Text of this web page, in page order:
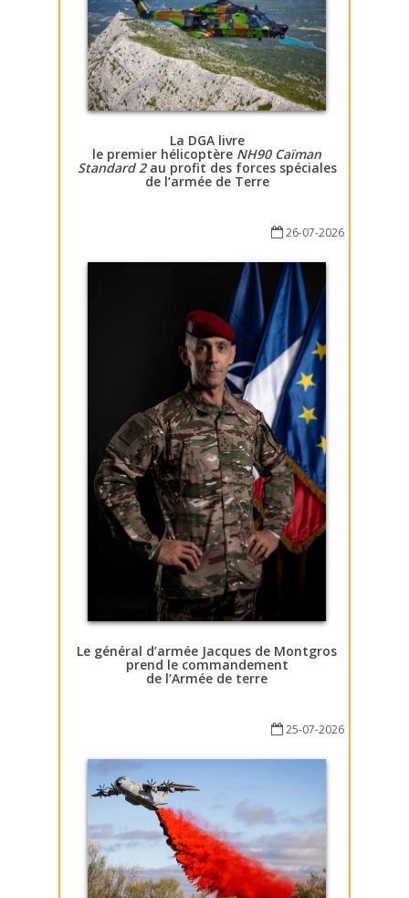
La DGA livre
le premier hélicoptère NH90 Caïman
Standard 2au profit des forces spéciales
de l’armée de Terre
26-07-2026
Le général d’armée Jacques de Montgros
prend le commandement
de l’Armée de terre
25-07-2026